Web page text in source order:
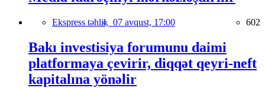
Ekspress təhlil, 07 avqust, 17:00 602
Bakı investisiya forumunu daimi
platformaya çevirir, diqqət qeyri-neft
kapitalına yönəlir